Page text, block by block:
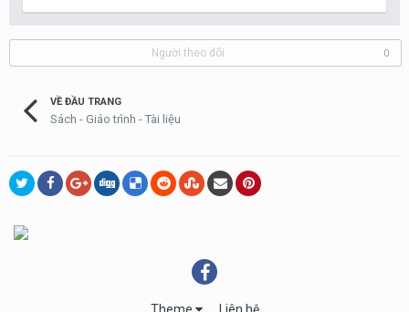
Người theo dõi 0
VỀ ĐẦU TRANG
Sách - Giáo trình - Tài liệu